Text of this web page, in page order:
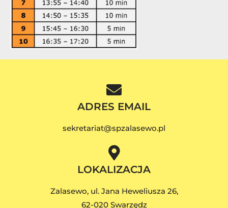
ADRES EMAIL
sekretariat@spzalasewo.pl
LOKALIZACJA
Zalasewo, ul. Jana Heweliusza 26,
62-020 Swarzędz